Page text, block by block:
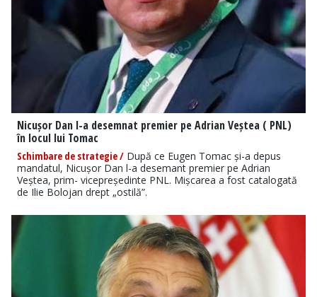
Nicușor Dan l-a desemnat premier pe Adrian Veștea ( PNL)
în locul lui Tomac
Schimbare de strategie / După ce Eugen Tomac și-a depus
mandatul, Nicușor Dan l-a desemant premier pe Adrian
Veștea, prim- vicepreședinte PNL. Mișcarea a fost catalogată
de Ilie Bolojan drept „ostilă”.